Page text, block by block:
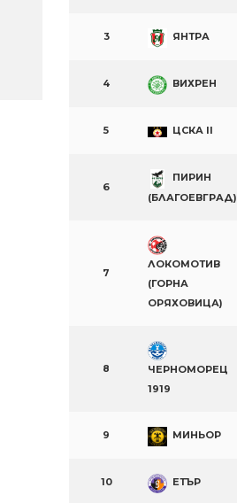
3 ЯНТРА
4 ВИХРЕН
5 ЦСКА II
6
ПИРИН
(БЛАГОЕВГРАД)
7
ЛОКОМОТИВ
(ГОРНА
ОРЯХОВИЦА)
8
ЧЕРНОМОРЕЦ
1919
9 МИНЬОР
10 ЕТЪР